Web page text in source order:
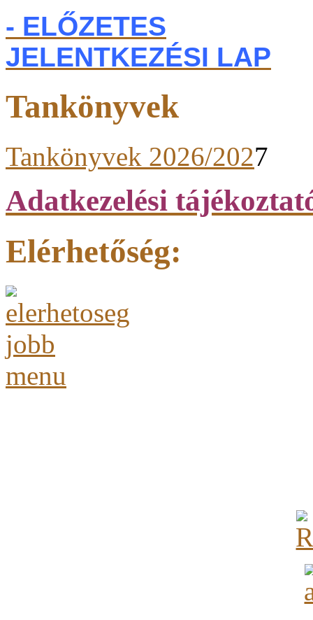
- ELŐZETES
JELENTKEZÉSI LAP
Tankönyvek
Tankönyvek 2026/2027
Adatkezelési
Elérhetőség: